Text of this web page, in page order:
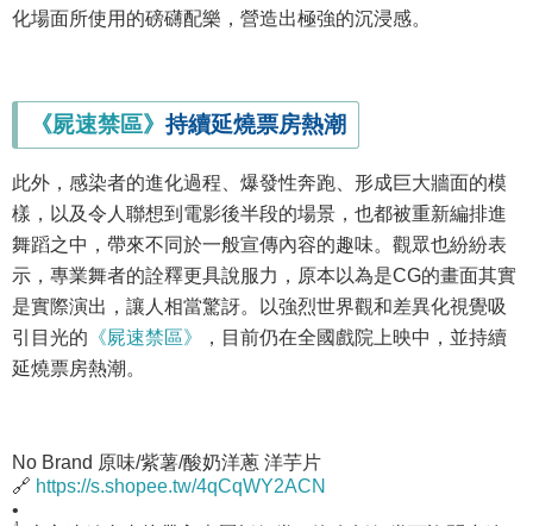
化場面所使用的磅礴配樂，營造出極強的沉浸感。
《屍速禁區》 持續延燒票房熱潮
此外，感染者的進化過程、爆發性奔跑、形成巨大牆面的模
樣，以及令人聯想到電影後半段的場景，也都被重新編排進
舞蹈之中，帶來不同於一般宣傳內容的趣味。觀眾也紛紛表
示，專業舞者的詮釋更具說服力，原本以為是CG的畫面其實
是實際演出，讓人相當驚訝。以強烈世界觀和差異化視覺吸
引目光的 《屍速禁區》
，目前仍在全國戲院上映中，並持續
延燒票房熱潮。
No Brand 原味/紫薯/酸奶洋蔥 洋芋片
🔗 https://s.shopee.tw/4qCqWY2ACN
•